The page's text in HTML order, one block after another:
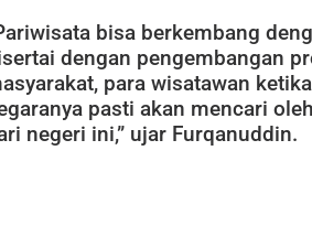
bisa berkembang
dengan pengembangan
para wisatawan
pasti akan mencari
negeri ini,” ujar Furqanuddin.